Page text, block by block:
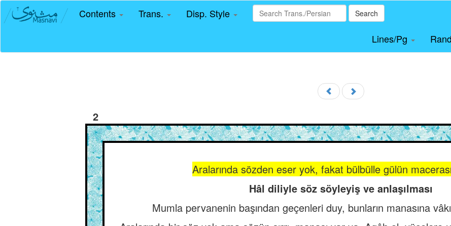
Contents Trans. Disp. Style Search
Lines/Pg
2
Aralarında sözden eser yok, fakat bülbülle gülün
Hâl diliyle söz söyleyiş ve anlaşılması
Mumla pervanenin başından geçenleri duy, bunların manasına